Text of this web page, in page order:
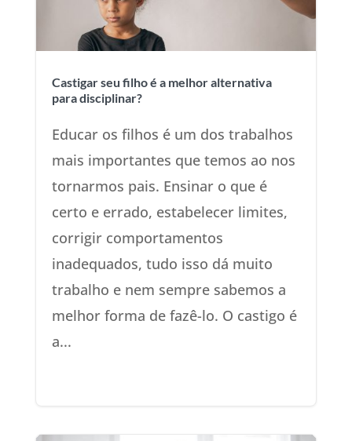
Castigar seu filho é a melhor alternativa
para disciplinar?
Educar os filhos é um dos trabalhos
mais importantes que temos ao nos
tornarmos pais. Ensinar o que é
certo e errado, estabelecer limites,
corrigir comportamentos
inadequados, tudo isso dá muito
trabalho e nem sempre sabemos a
melhor forma de fazê-lo. O castigo é
a...